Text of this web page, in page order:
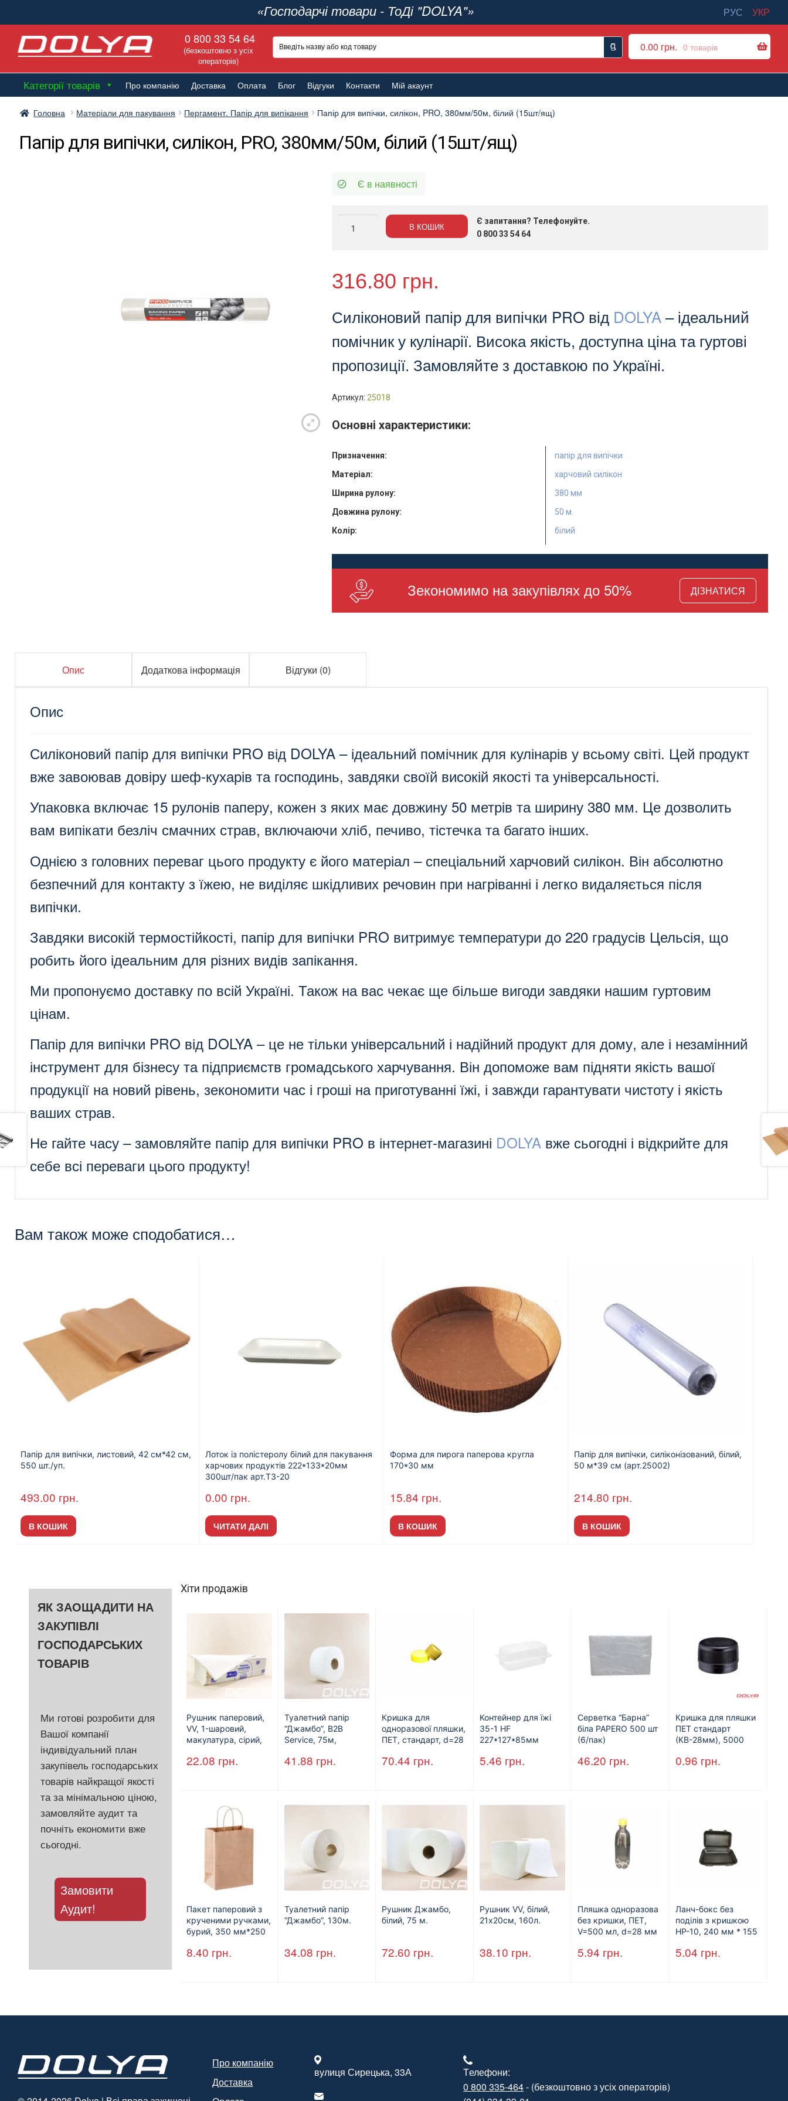
«Господарчі товари - ТоДі "DOLYA"» РУС
УКР
до
навігації
до
вмісту
0 800 33 54 64
(безкоштовно з усіх
операторів)
0.00 грн. 0 товарів
Категорії товарів Про компанію Доставка Оплата Блог Відгуки Контакти Мій акаунт
Головна Матеріали для пакування Пергамент. Папір для випікання Папір для випічки, силікон, PRO, 380мм/50м, білий (15шт/ящ)
Папір для випічки, силікон, PRO, 380мм/50м, білий (15шт/ящ)
Є в наявності
для
PRO,
білий
(15шт/
ящ)
В КОШИК
Є запитання? Телефонуйте.
0 800 33 54 64
316.80 грн.
Силіконовий папір для випічки PRO від DOLYA– ідеальний
помічник у кулінарії. Висока якість, доступна ціна та гуртові
пропозиції. Замовляйте з доставкою по Україні.
Артикул: 25018
Основні характеристики:
Призначення:
папір для випічки
Матеріал:
харчовий силікон
Ширина рулону:
380 мм
Довжина рулону:
50 м.
Колір:
білий
Зекономимо на закупівлях до 50% ДІЗНАТИСЯ
Опис Додаткова інформація Відгуки (0)
Опис
Силіконовий папір для випічки PRO від DOLYA – ідеальний помічник для кулінарів у всьому світі. Цей продукт
вже завоював довіру шеф-кухарів та господинь, завдяки своїй високій якості та універсальності.
Упаковка включає 15 рулонів паперу, кожен з яких має довжину 50 метрів та ширину 380 мм. Це дозволить
вам випікати безліч смачних страв, включаючи хліб, печиво, тістечка та багато інших.
Однією з головних переваг цього продукту є його матеріал – спеціальний харчовий силікон. Він абсолютно
безпечний для контакту з їжею, не виділяє шкідливих речовин при нагріванні і легко видаляється після
випічки.
Завдяки високій термостійкості, папір для випічки PRO витримує температури до 220 градусів Цельсія, що
робить його ідеальним для різних видів запікання.
Ми пропонуємо доставку по всій Україні. Також на вас чекає ще більше вигоди завдяки нашим гуртовим
цінам.
Папір для випічки PRO від DOLYA – це не тільки універсальний і надійний продукт для дому, але і незамінний
інструмент для бізнесу та підприємств громадського харчування. Він допоможе вам підняти якість вашої
продукції на новий рівень, зекономити час і гроші на приготуванні їжі, і завжди гарантувати чистоту і якість
ваших страв.
Не гайте часу – замовляйте папір для випічки PRO в інтернет-магазині DOLYA вже сьогодні і відкрийте для
себе всі переваги цього продукту!
Вам також може сподобатися…
Папір для випічки, листовий, 42 см*42 см,
550 шт./уп.
493.00 грн.
В КОШИК
Лоток із полістеролу білий для пакування
харчових продуктів 222*133*20мм
300шт/пак арт.T3-20
0.00 грн.
ЧИТАТИ ДАЛІ
Форма для пирога паперова кругла
170*30 мм
15.84 грн.
В КОШИК
Папір для випічки, силіконізований, білий,
50 м*39 см (арт.25002)
214.80 грн.
В КОШИК
Хіти продажів
Рушник паперовий,
VV, 1-шаровий,
макулатура, сірий,
22.08 грн.
Туалетний папір
“Джамбо”, B2B
Service, 75м,
двошаровий
41.88 грн.
Кришка для
одноразової пляшки,
ПЕТ, стандарт, d=28
70.44 грн.
Контейнер для їжі
35-1 HF
227*127*85мм
5.46 грн.
Серветка “Барна”
біла PAPERO 500 шт
(6/пак)
46.20 грн.
Кришка для пляшки
ПЕТ стандарт
(КВ-28мм), 5000
0.96 грн.
Пакет паперовий з
крученими ручками,
бурий, 350 мм*250
(арт.27004)
8.40 грн.
Туалетний папір
“Джамбо”, 130м.
34.08 грн.
Рушник Джамбо,
білий, 75 м.
72.60 грн.
Рушник VV, білий,
21х20см, 160л.
38.10 грн.
Пляшка одноразова
без кришки, ПЕТ,
V=500 мл, d=28 мм
5.94 грн.
Ланч-бокс без
поділів з кришкою
HP-10, 240 мм * 155
1300 мл, полістирол,
5.04 грн.
ЯК ЗАОЩАДИТИ НА
ЗАКУПІВЛІ
ГОСПОДАРСЬКИХ
ТОВАРІВ
Ми готові розробити для
Вашої компанії
індивідуальний план
закупівель господарських
товарів найкращої якості
та за мінімальною ціною,
замовляйте аудит та
почніть економити вже
сьогодні.
Замовити
Аудит!
Про компанію
Доставка
вулиця Сирецька, 33А
Tелефони:
0 800 335-464- (безкоштовно з усіх операторів)